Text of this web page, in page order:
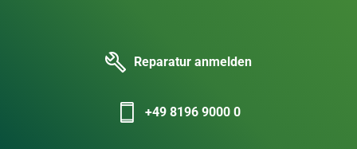
Reparatur anmelden
+49 8196 9000 0